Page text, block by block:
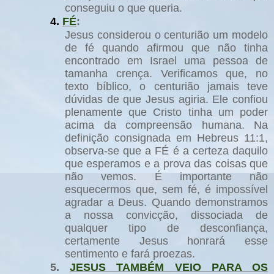
conseguiu o que queria.
4. FÉ:
Jesus considerou o centurião um modelo
de fé quando afirmou que não tinha
encontrado em Israel uma pessoa de
tamanha crença. Verificamos que, no
texto bíblico, o centurião jamais teve
dúvidas de que Jesus agiria. Ele confiou
plenamente que Cristo tinha um poder
acima da compreensão humana. Na
definição consignada em Hebreus 11:1,
observa-se que a FÉ é a certeza daquilo
que esperamos e a prova das coisas que
não vemos. É importante não
esquecermos que, sem fé, é impossível
agradar a Deus. Quando demonstramos
a nossa convicção, dissociada de
qualquer tipo de desconfiança,
certamente Jesus honrará esse
sentimento e fará proezas.
5.
JESUS TAMBÉM VEIO PARA OS